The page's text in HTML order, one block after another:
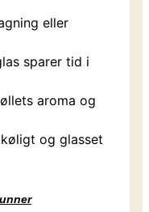
eller
sparer tid i
aroma og
og glasset